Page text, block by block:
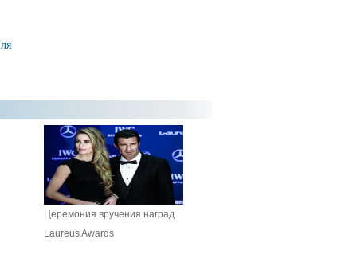
Церемония вручения наград
Laureus Awards